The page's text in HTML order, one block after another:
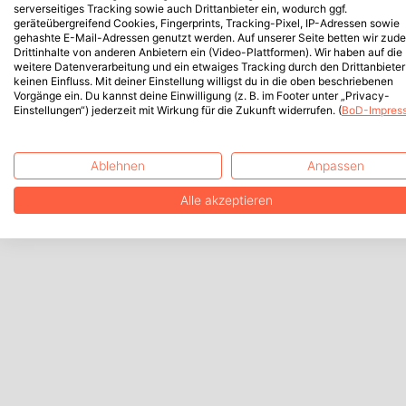
serverseitiges Tracking sowie auch Drittanbieter ein, wodurch ggf.
geräteübergreifend Cookies, Fingerprints, Tracking-Pixel, IP-Adressen sowie
gehashte E-Mail-Adressen genutzt werden. Auf unserer Seite betten wir
Drittinhalte von anderen Anbietern ein (Video-Plattformen). Wir haben auf die
weitere Datenverarbeitung und ein etwaiges Tracking durch den Drittanbieter
keinen Einfluss. Mit deiner Einstellung willigst du in die oben beschriebenen
Vorgänge ein. Du kannst deine Einwilligung (z. B. im Footer unter „Privacy-
Einstellungen“) jederzeit mit Wirkung für die Zukunft widerrufen. (BoD-
Ablehnen Anpassen
Alle akzeptieren